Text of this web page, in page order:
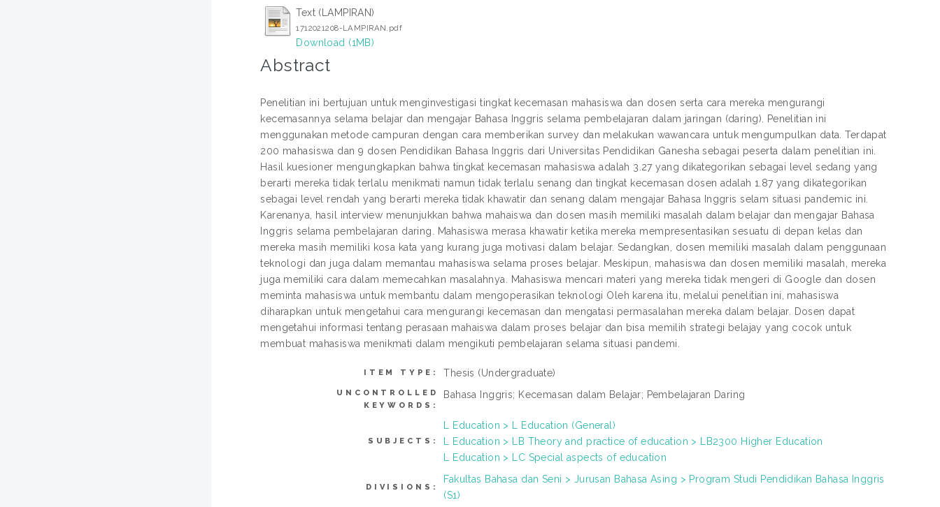
Text (LAMPIRAN)
1712021208-LAMPIRAN.pdf
Download (1MB)
Abstract
Penelitian ini bertujuan untuk menginvestigasi tingkat kecemasan mahasiswa dan dosen serta cara mereka mengurangi
kecemasannya selama belajar dan mengajar Bahasa Inggris selama pembelajaran dalam jaringan (daring). Penelitian ini
menggunakan metode campuran dengan cara memberikan survey dan melakukan wawancara untuk mengumpulkan data. Terdapat
200 mahasiswa dan 9 dosen Pendidikan Bahasa Inggris dari Universitas Pendidikan Ganesha sebagai peserta dalam penelitian ini.
Hasil kuesioner mengungkapkan bahwa tingkat kecemasan mahasiswa adalah 3.27 yang dikategorikan sebagai level sedang yang
berarti mereka tidak terlalu menikmati namun tidak terlalu senang dan tingkat kecemasan dosen adalah 1.87 yang dikategorikan
sebagai level rendah yang berarti mereka tidak khawatir dan senang dalam mengajar Bahasa Inggris selam situasi pandemic ini.
Karenanya, hasil interview menunjukkan bahwa mahaiswa dan dosen masih memiliki masalah dalam belajar dan mengajar Bahasa
Inggris selama pembelajaran daring. Mahasiswa merasa khawatir ketika mereka mempresentasikan sesuatu di depan kelas dan
mereka masih memiliki kosa kata yang kurang juga motivasi dalam belajar. Sedangkan, dosen memiliki masalah dalam penggunaan
teknologi dan juga dalam memantau mahasiswa selama proses belajar. Meskipun, mahasiswa dan dosen memiliki masalah, mereka
juga memiliki cara dalam memecahkan masalahnya. Mahasiswa mencari materi yang mereka tidak mengeri di Google dan dosen
meminta mahasiswa untuk membantu dalam mengoperasikan teknologi Oleh karena itu, melalui penelitian ini, mahasiswa
diharapkan untuk mengetahui cara mengurangi kecemasan dan mengatasi permasalahan mereka dalam belajar. Dosen dapat
mengetahui informasi tentang perasaan mahaiswa dalam proses belajar dan bisa memilih strategi belajay yang cocok untuk
membuat mahasiswa menikmati dalam mengikuti pembelajaran selama situasi pandemi.
ITEM TYPE: Thesis (Undergraduate)
UNCONTROLLED
KEYWORDS:
Bahasa Inggris; Kecemasan dalam Belajar; Pembelajaran Daring
SUBJECTS:
L Education > L Education (General)
L Education > LB Theory and practice of education > LB2300 Higher Education
L Education > LC Special aspects of education
DIVISIONS:
Fakultas Bahasa dan Seni > Jurusan Bahasa Asing > Program Studi Pendidikan Bahasa Inggris
(S1)